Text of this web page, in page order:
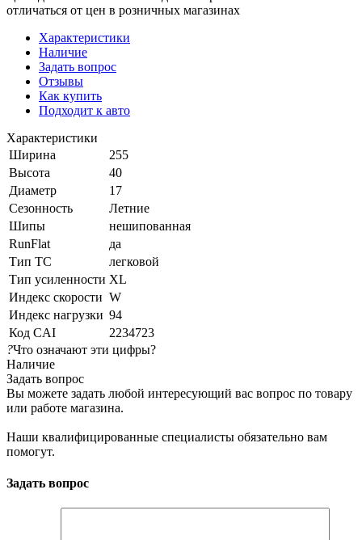
отличаться от цен в розничных магазинах
Характеристики
Наличие
Задать вопрос
Отзывы
Как купить
Подходит к авто
Характеристики
Ширина
255
Высота
40
Диаметр
17
Сезонность
Летние
Шипы
нешипованная
RunFlat
да
Тип ТС
легковой
Тип усиленности XL
Индекс скорости W
Индекс нагрузки 94
Код CAI
2234723
?Что означают эти цифры?
Наличие
Задать вопрос
Вы можете задать любой интересующий вас вопрос по товару
или работе магазина.
Наши квалифицированные специалисты обязательно вам
помогут.
Задать вопрос